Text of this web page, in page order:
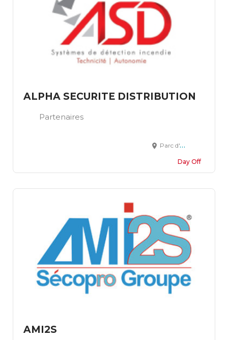
ALPHA SECURITE DISTRIBUTION
Partenaires
Parc d'Activités du Moulin, 41 Rue du Saule Trapu, 91300 Massy
Day Off
AMI2S